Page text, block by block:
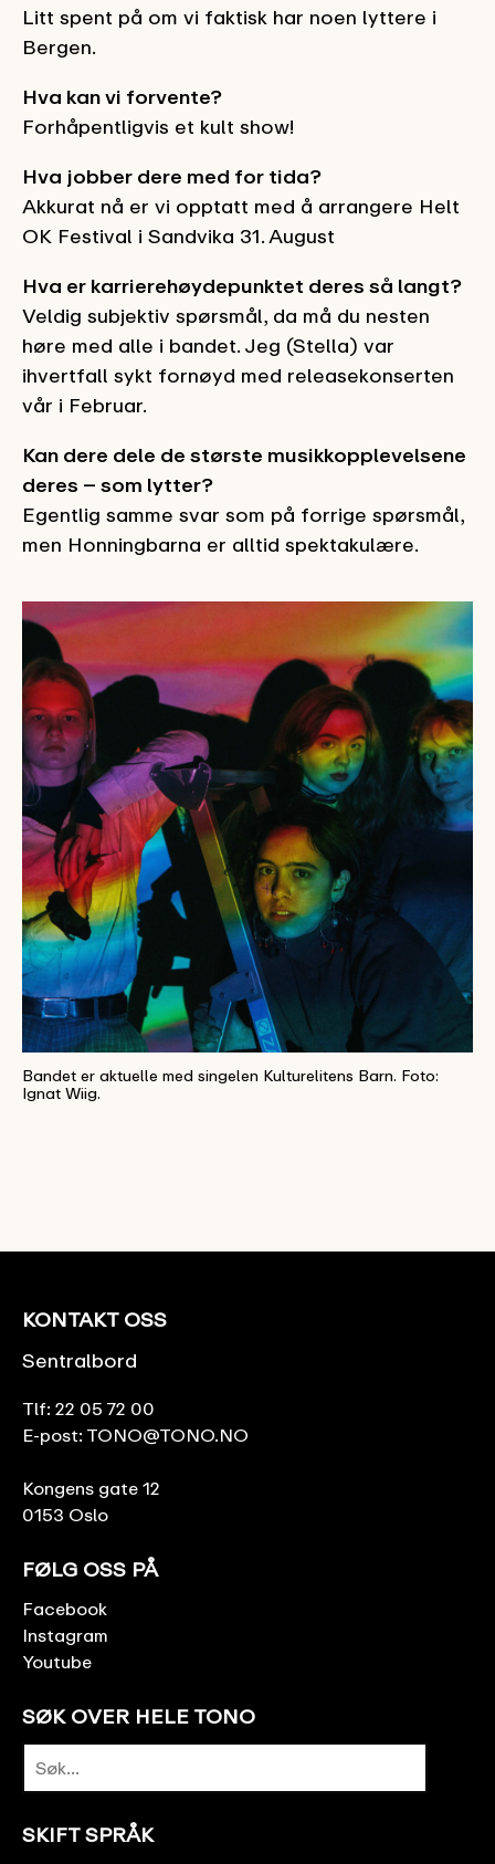
Litt spent på om vi faktisk har noen lyttere i
Bergen.
Hva kan vi forvente?
Forhåpentligvis et kult show!
Hva jobber dere med for tida?
Akkurat nå er vi opptatt med å arrangere Helt
OK Festival i Sandvika 31. August
Hva er karrierehøydepunktet deres så langt?
Veldig subjektiv spørsmål, da må du nesten
høre med alle i bandet. Jeg (Stella) var
ihvertfall sykt fornøyd med releasekonserten
vår i Februar.
Kan dere dele de største musikkopplevelsene
deres – som lytter?
Egentlig samme svar som på forrige spørsmål,
men Honningbarna er alltid spektakulære.
Bandet er aktuelle med singelen Kulturelitens Barn. Foto:
Ignat Wiig.
KONTAKT OSS
Sentralbord
Tlf: 22 05 72 00
E-post: TONO@TONO.NO
Kongens gate 12
0153 Oslo
FØLG OSS PÅ
Facebook
Instagram
Youtube
SØK OVER HELE TONO
SKIFT SPRÅK